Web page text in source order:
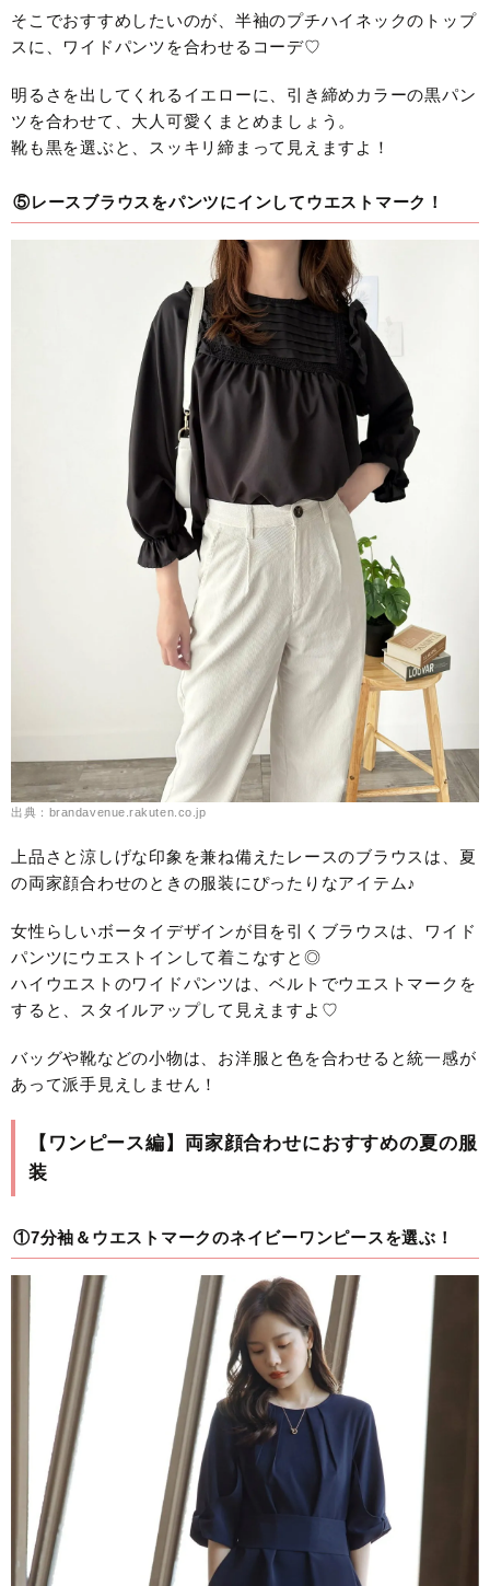
そこでおすすめしたいのが、半袖のプチハイネックのトップ
スに、ワイドパンツを合わせるコーデ♡
明るさを出してくれるイエローに、引き締めカラーの黒パン
ツを合わせて、大人可愛くまとめましょう。
靴も黒を選ぶと、スッキリ締まって見えますよ！
⑤レースブラウスをパンツにインしてウエストマーク！
出典：brandavenue.rakuten.co.jp
上品さと涼しげな印象を兼ね備えたレースのブラウスは、夏
の両家顔合わせのときの服装にぴったりなアイテム♪
女性らしいボータイデザインが目を引くブラウスは、ワイド
パンツにウエストインして着こなすと◎
ハイウエストのワイドパンツは、ベルトでウエストマークを
すると、スタイルアップして見えますよ♡
バッグや靴などの小物は、お洋服と色を合わせると統一感が
あって派手見えしません！
【ワンピース編】両家顔合わせにおすすめの夏の服
装
①7分袖＆ウエストマークのネイビーワンピースを選ぶ！